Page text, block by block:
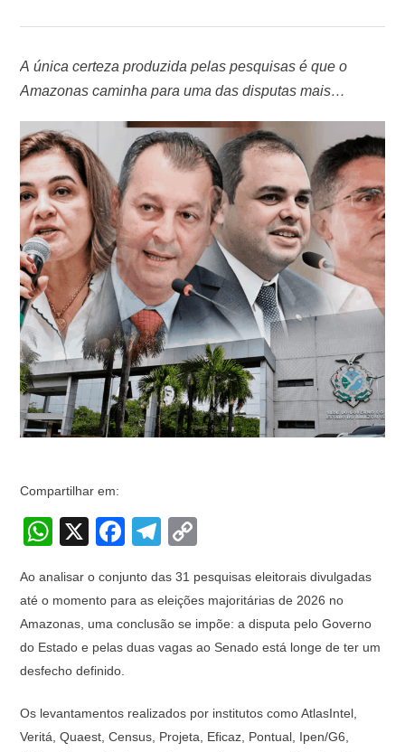
A única certeza produzida pelas pesquisas é que o
Amazonas caminha para uma das disputas mais
Compartilhar em:
W
at
s
A
p
p
X
F
c
e
b
o
k
T
e
gr
a
p
y
Li
k
Ao analisar o conjunto das 31 pesquisas eleitorais divulgadas
até o momento para as eleições majoritárias de 2026 no
Amazonas, uma conclusão se impõe: a disputa pelo Governo
do Estado e pelas duas vagas ao Senado está longe de ter um
desfecho definido.
Os levantamentos realizados por institutos como AtlasIntel,
Veritá, Quaest, Census, Projeta, Eficaz, Pontual, Ipen/G6,